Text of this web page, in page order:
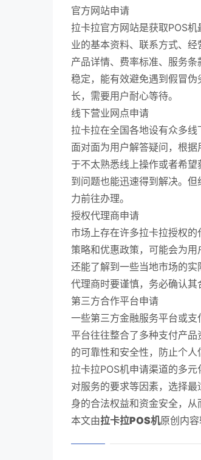
官方网站申请
拉卡拉官方网站是获取POS
业的基本资料、联系方式、
产品详情、费率标准、服务条
稳定，能有效避免遇到假冒
长，需要用户耐心等待。
线下营业网点申请
拉卡拉在全国各地设有众多
面对面为用户解答疑问，根
于不太熟悉线上操作或者希
到问题也能迅速得到解决。
力前往办理。
授权代理商申请
市场上存在许多拉卡拉授权
策略和优惠政策，可能会为
还能了解到一些当地市场的
代理商时要谨慎，务必确认其
第三方合作平台申请
一些第三方金融服务平台或
平台往往整合了多种支付产
的可靠性和安全性，防止个人
拉卡拉POS机申请渠道的多
对服务的要求等因素，选择
身的合法权益和资金安全，从
本文由拉卡拉POS机原创内